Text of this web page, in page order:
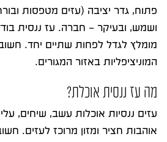
פתוח, גדר יציבה (עזים מטפסות
ושמש, ובעיקר – חברה. עז ננסית
מומלץ לגדל לפחות שתיים יחד.
המוניציפליות באזור המגורים.
מה עז ננסית אוכלת?
עזים ננסיות אוכלות עשב, שיחים,
אוהבות חציר ומזון מרוכז לעזים.